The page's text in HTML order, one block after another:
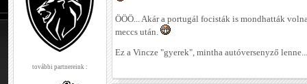
további partnereink :
ÖÖÖ... Akár a portugál focisták is mondhatták
meccs után.
Ez a Vincze "gyerek", mintha autóversenyző lenne...